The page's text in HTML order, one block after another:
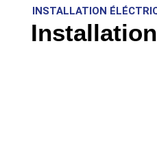
INSTALLATION